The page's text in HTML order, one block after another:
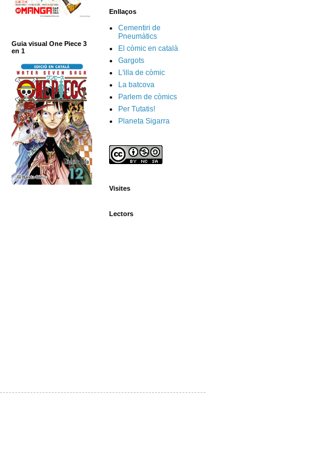
Guia visual One Piece 3
en 1
Enllaços
Cementiri de
Pneumàtics
El còmic en català
Gargots
L'illa de còmic
La batcova
Parlem de còmics
Per Tutatis!
Planeta Sigarra
Visites
Lectors